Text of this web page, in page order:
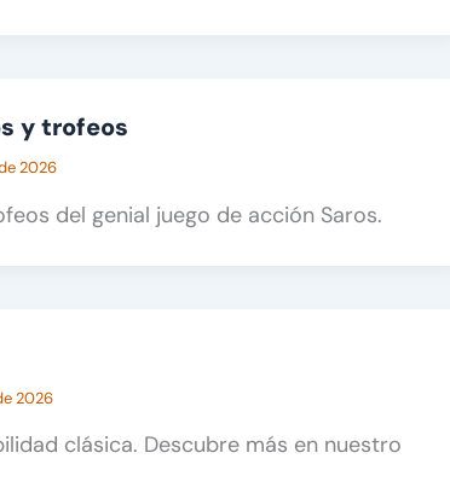
y trofeos
2026
del genial juego de acción Saros.
2026
clásica. Descubre más en nuestro